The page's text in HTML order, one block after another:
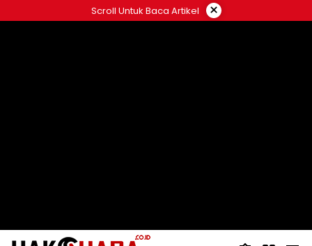
ke
Scroll Untuk Baca Artikel ×